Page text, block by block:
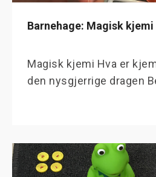
Barnehage: Magisk kjemi
Magisk kjemi Hva er
den nysgjerrige dragen